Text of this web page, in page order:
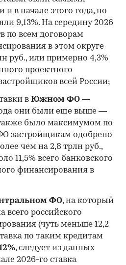
и в начале этого года, но
9,13%. На середину 2026
по всем договорам
в этом округе
руб., или примерно 4,3%
проектного
всей России;
в Южном ФО —
они были еще выше —
также было максимумом по
застройщикам одобрено
чем на 2,8 трлн руб.,
11,5% всего банковского
финансирования в
ФО, на который
всего российского
(чуть меньше 12,2
по таким кредитам
, следует из данных
2026-го ставка